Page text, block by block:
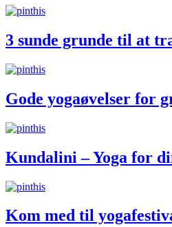
3 sunde grunde til at
Gode yogaøvelser for
Kundalini – Yoga for
Kom med til